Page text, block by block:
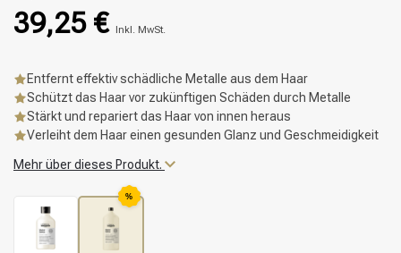
39,25 € Inkl. MwSt.
Entfernt effektiv schädliche Metalle aus dem Haar
Schützt das Haar vor zukünftigen Schäden durch Metalle
Stärkt und repariert das Haar von innen heraus
Verleiht dem Haar einen gesunden Glanz und Geschmeidigkeit
Mehr über dieses Produkt.
%